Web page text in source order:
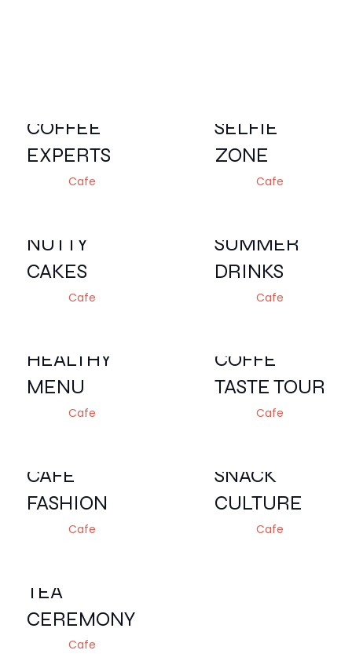
COFFEE
EXPERTS
Cafe
SELFIE
ZONE
Cafe
NUTTY
CAKES
Cafe
SUMMER
DRINKS
Cafe
HEALTHY
MENU
Cafe
COFFE
TASTE TOUR
Cafe
CAFE
FASHION
Cafe
SNACK
CULTURE
Cafe
TEA
CEREMONY
Cafe